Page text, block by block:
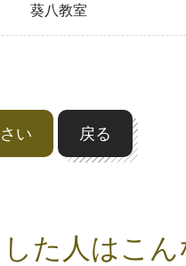
葵八教室
い 戻る
た人はこ